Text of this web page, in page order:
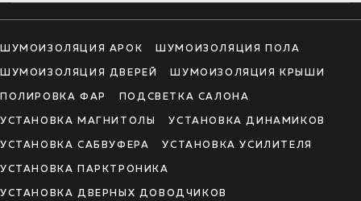
ШУМОИЗОЛЯЦИЯ АРОК ШУМОИЗОЛЯЦИЯ ПОЛА
ШУМОИЗОЛЯЦИЯ ДВЕРЕЙ ШУМОИЗОЛЯЦИЯ КРЫШИ
ПОЛИРОВКА ФАР ПОДСВЕТКА САЛОНА
УСТАНОВКА МАГНИТОЛЫ УСТАНОВКА ДИНАМИКОВ
УСТАНОВКА САБВУФЕРА УСТАНОВКА УСИЛИТЕЛЯ
УСТАНОВКА ПАРКТРОНИКА
УСТАНОВКА ДВЕРНЫХ ДОВОДЧИКОВ